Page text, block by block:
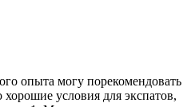
опыта могу порекомендовать
условия для экспатов,